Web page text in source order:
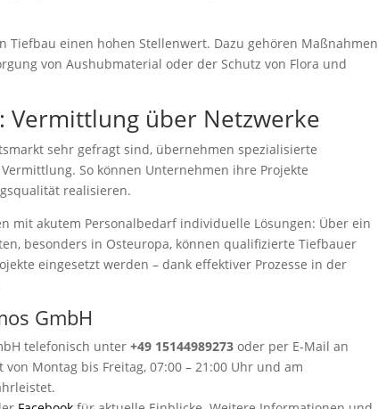
Tiefbau einen hohen Stellenwert. Dazu gehören Maßnahmen
von Aushubmaterial oder der Schutz von Flora und
Vermittlung über Netzwerke
sehr gefragt sind, übernehmen spezialisierte
So können Unternehmen ihre Projekte
realisieren.
mit akutem Personalbedarf individuelle Lösungen: Über ein
besonders in Osteuropa, können qualifizierte Tiefbauer
eingesetzt werden – dank effektiver Prozesse in der
GmbH
telefonisch unter+49 15144989273 oder per E-Mail an
Montag bis Freitag, 07:00 – 21:00 Uhr und am